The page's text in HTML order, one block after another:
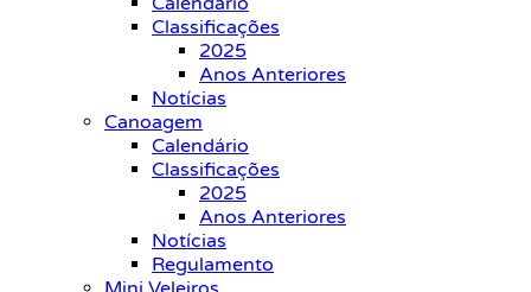
Classificações
2025
Anos Anteriores
Notícias
Canoagem
Calendário
Classificações
2025
Anos Anteriores
Notícias
Regulamento